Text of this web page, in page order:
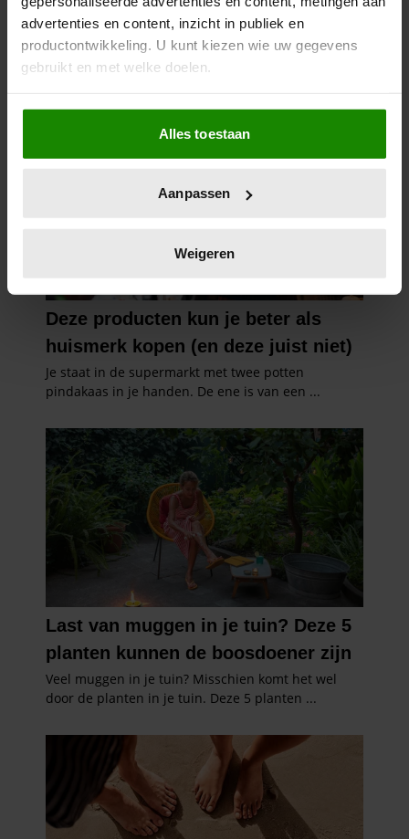
advertenties en content, inzicht in publiek en
productontwikkeling. U kunt kiezen wie uw gegevens
gebruikt en met welke doelen.
Als u het toestaat, willen we ook graag:
Informatie verzamelen over uw geografische
locatie, die tot een paar meter nauwkeurig kan zijn
scannen op specifieke eigenschappen (fingerprinting)
verwerkt en stel uw voorkeuren in het
intrekken in de Cookieverklaring.
We gebruiken cookies om content en advertenties te
personaliseren, om functies voor social media te bieden
en om ons websiteverkeer te analyseren. Ook delen we
informatie over uw gebruik van onze site met onze
partners kunnen deze gegevens combineren met andere
informatie die u aan ze heeft verstrekt of die ze hebben
verzameld op basis van uw gebruik van hun services. U
gaat akkoord met onze cookies als u onze website blijft
gebruiken.
Alles toestaan
Aanpassen
Weigeren